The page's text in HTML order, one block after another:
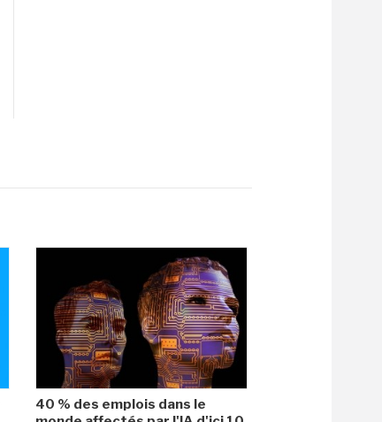
40 % des emplois dans le